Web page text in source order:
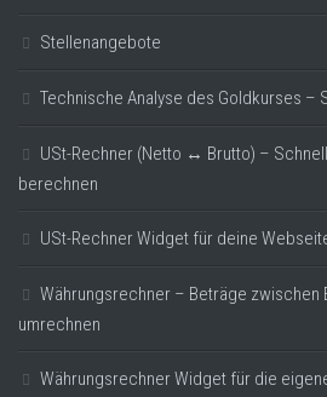
Stellenangebote
Technische Analyse des Goldkurses –
USt-Rechner (Netto ↔ Brutto) –
berechnen
USt-Rechner Widget für deine
Währungsrechner – Beträge zwischen
umrechnen
Währungsrechner Widget für die